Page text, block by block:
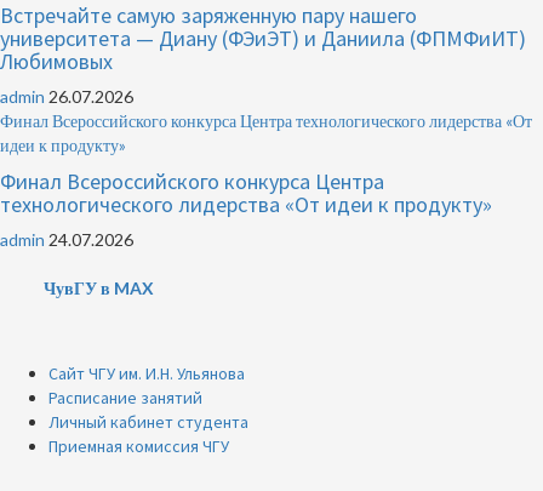
Встречайте самую заряженную пару нашего
университета — Диану (ФЭиЭТ) и Даниила (ФПМФиИТ)
Любимовых
admin 26.07.2026
Финал Всероссийского конкурса Центра технологического лидерства «От
идеи к продукту»
Финал Всероссийского конкурса Центра
технологического лидерства «От идеи к продукту»
admin 24.07.2026
ЧувГУ в MAX
Сайт ЧГУ им. И.Н. Ульянова
Расписание занятий
Личный кабинет студента
Приемная комиссия ЧГУ